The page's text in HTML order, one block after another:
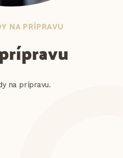
NA PRÍPRAVU
na prípravu.